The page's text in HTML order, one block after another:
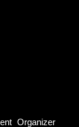
Organizer